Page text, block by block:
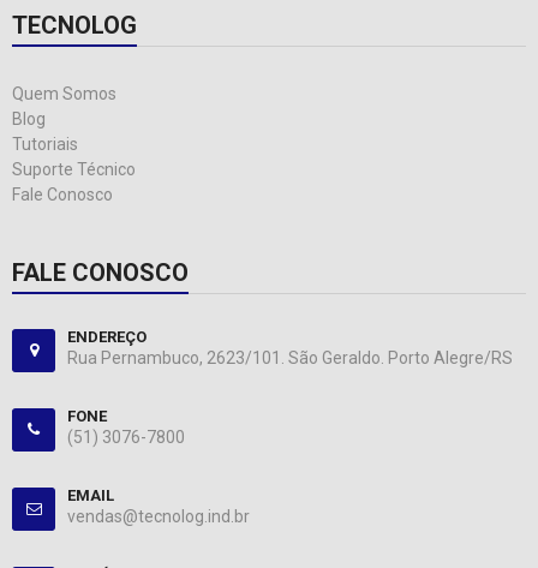
TECNOLOG
Quem Somos
Blog
Tutoriais
Suporte Técnico
Fale Conosco
FALE CONOSCO
ENDEREÇO
Rua Pernambuco, 2623/101. São Geraldo. Porto Alegre/RS
FONE
(51) 3076-7800
EMAIL
vendas@tecnolog.ind.br